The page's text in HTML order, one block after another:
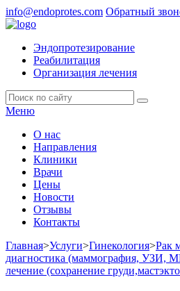
info@endoprotes.com Обратный
Эндопротезирование
Реабилитация
Организация лечения
Меню
О нас
Направления
Клиники
Врачи
Цены
Новости
Отзывы
Контакты
Главная>Услуги>Гинекология>Рак
диагностика (маммография, УЗИ,
лечение (сохранение